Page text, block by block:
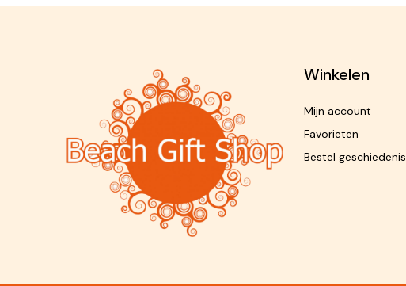
Winkelen
Mijn account
Favorieten
Bestel geschiedenis